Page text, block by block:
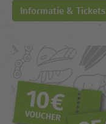
Informatie & Tickets